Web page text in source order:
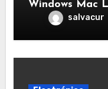
Windows Mac
salvacur